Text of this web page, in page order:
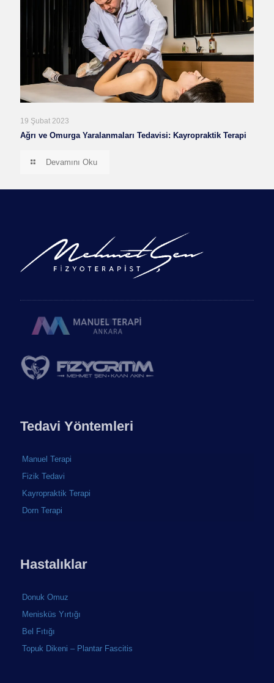
19 Şubat 2023
Ağrı ve Omurga Yaralanmaları Tedavisi: Kayropraktik Terapi
Devamını Oku
Tedavi Yöntemleri
Manuel Terapi
Fizik Tedavi
Kayropraktik Terapi
Dorn Terapi
Hastalıklar
Donuk Omuz
Menisküs Yırtığı
Bel Fıtığı
Topuk Dikeni – Plantar Fascitis